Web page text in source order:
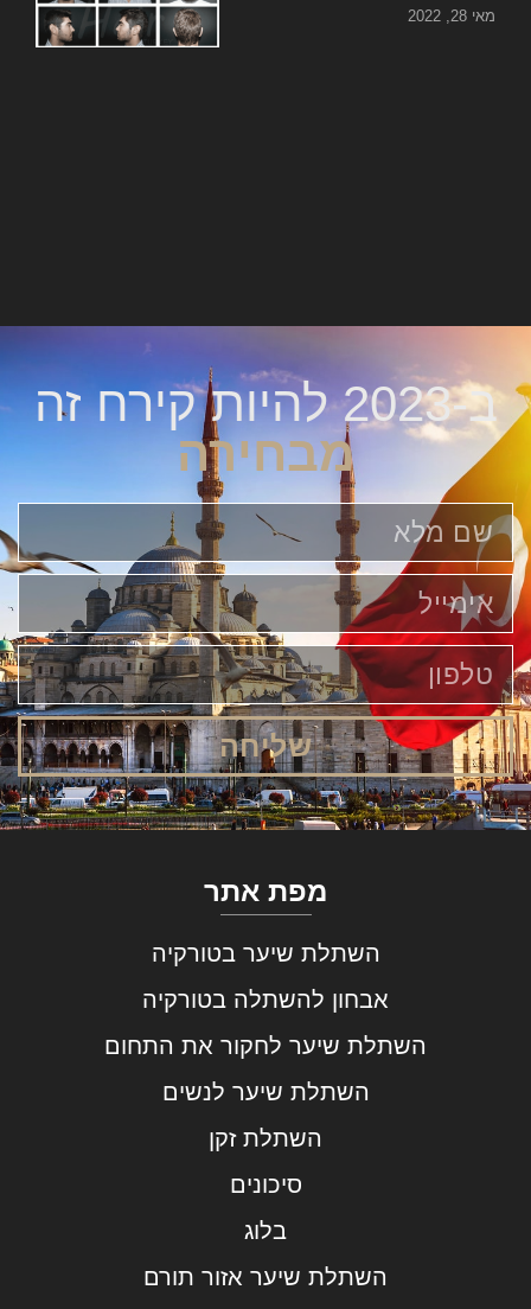
מאי 28, 2022
ב-2023 להיות קירח זה
מבחירה
שליחה
מפת אתר
השתלת שיער בטורקיה
אבחון להשתלה בטורקיה
השתלת שיער לחקור את התחום
השתלת שיער לנשים
השתלת זקן
סיכונים
בלוג
השתלת שיער אזור תורם